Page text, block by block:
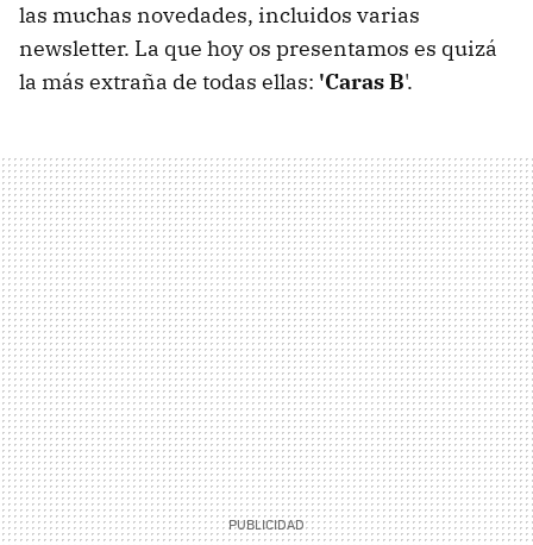
las muchas novedades, incluidos varias
newsletter. La que hoy os presentamos es quizá
la más extraña de todas ellas: 'Caras B'.